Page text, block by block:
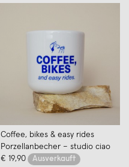
Coffee, bikes & easy rides
Porzellanbecher – studio ciao
€ 19,90
Ausverkauft